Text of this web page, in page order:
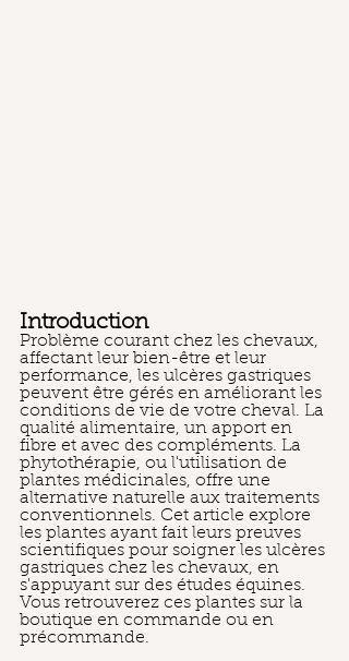
Introduction
Problème courant chez les chevaux,
affectant leur bien-être et leur
performance, les ulcères gastriques
peuvent être gérés en améliorant les
conditions de vie de votre cheval. La
qualité alimentaire, un apport en
fibre et avec des compléments. La
phytothérapie, ou l'utilisation de
plantes médicinales, offre une
alternative naturelle aux traitements
conventionnels. Cet article explore
les plantes ayant fait leurs preuves
scientifiques pour soigner les ulcères
gastriques chez les chevaux, en
s'appuyant sur des études équines.
Vous retrouverez ces plantes sur la
boutique en commande ou en
précommande.